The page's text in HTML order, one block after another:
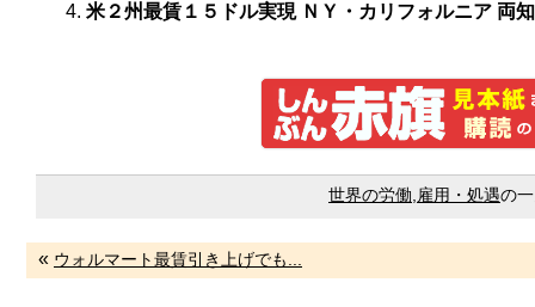
米２州最賃１５ドル実現 ＮＹ・カリフォルニア 両
世界の労働 雇用・処遇の
« ウォルマート最賃引き上げでも...